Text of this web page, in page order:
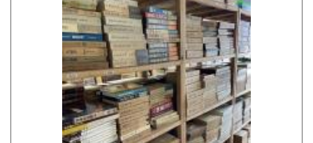
800円 大分県
800円 鹿児島県
1,500円